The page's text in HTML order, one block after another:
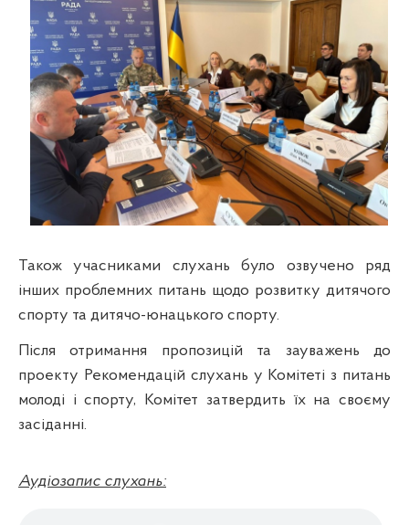
Також учасниками слухань було озвучено ряд
інших проблемних питань щодо розвитку дитячого
спорту та дитячо-юнацького спорту.
Після отримання пропозицій та зауважень до
проекту Рекомендацій слухань у Комітеті з питань
молоді і спорту, Комітет затвердить їх на своєму
засіданні.
Аудіозапис слухань: